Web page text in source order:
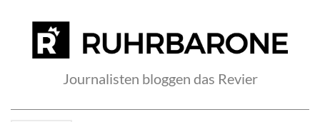
Journalisten bloggen das Revier